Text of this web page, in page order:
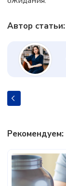
Автор статьи:
Рекомендуем: